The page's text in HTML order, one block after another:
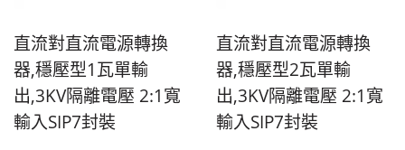
直流對直流電源轉換
器,穩壓型1瓦單輸
出,3KV隔離電壓 2:1寬
輸入SIP7封裝
直流對直流電源轉換
器,穩壓型2瓦單輸
出,3KV隔離電壓 2:1寬
輸入SIP7封裝